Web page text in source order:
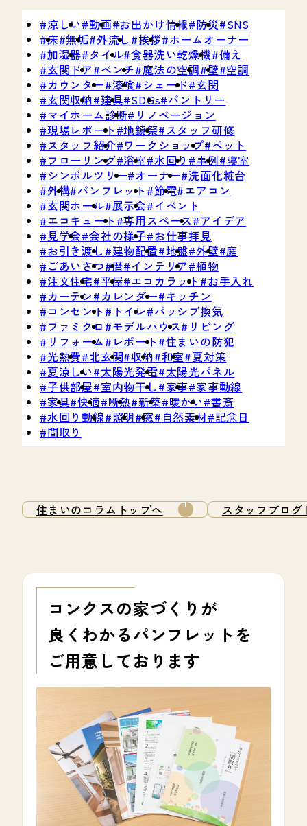
1
涼しい 動画 お出かけ情報 防災 SNS
床 無垢 外流し 挨拶 ホームオーナー
加湿器 タイル 食器洗い乾燥機 備え
玄関ドア ベンチ 魔法の空調 壁 空調
カウンター 漆喰 シェード 玄関
玄関収納 建具 SDGs パントリー
マイホーム診断
リノベージョン
現場レポート 地鎮祭 スタッフ研修
スタッフ紹介 ワークショップ ペット
フローリング 浴室 水回り 事例 寝室
シンボルツリー オーナー 洗面化粧台
外構 パンフレット 節電 エアコン
玄関ホール 展示会 イベント
エコキュート 専用スペース
アイデア
見学会 会社の様子 お仕事拝見
お引き渡し
建物配置 地盤 外壁 庭
ごあいさつ 暦 インテリア 植物
注文住宅 平屋 エコカラット
お手入れ
カーテン
カレンダー キッチン
コンセント
トイレ
パッシブ換気
ファミクロ
モデルハウス
リビング
リフォーム
レポート 住まいの防犯
光熱費 北玄関 収納 和室 夏対策
夏涼しい 太陽光発電 太陽光パネル
子供部屋 室内物干し 家事 家事動線
家具 快適 断熱 新築 暖かい 書斎
水回り動線 照明 窓 自然素材 記念日
間取り
住まいのコラムトップへ スタッフブログ
コンクスの家づくりが
良くわかるパンフレットを
ご用意しております